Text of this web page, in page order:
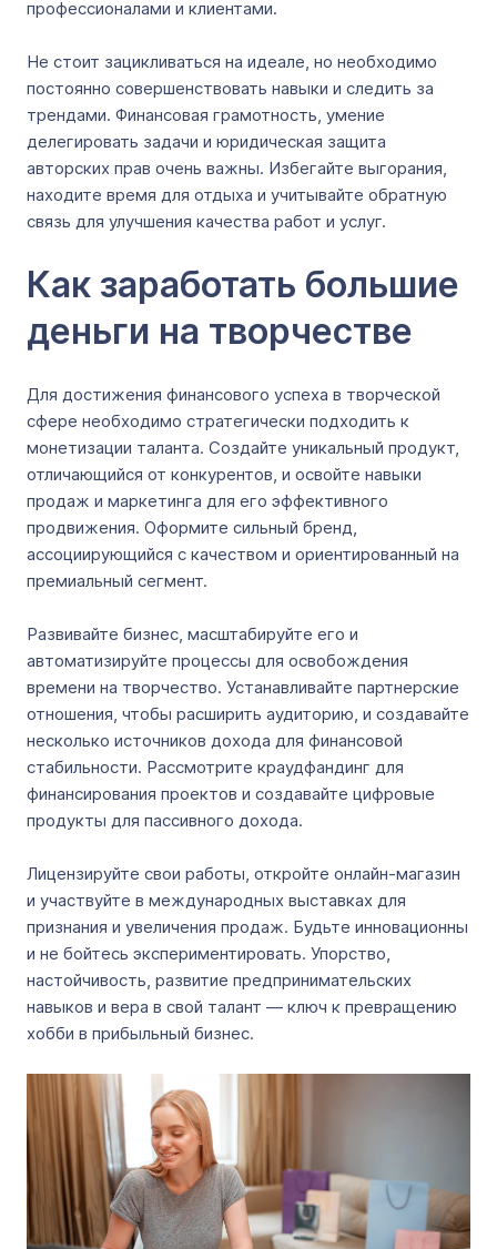
профессионалами и клиентами.
Не стоит зацикливаться на идеале, но необходимо
постоянно совершенствовать навыки и следить за
трендами. Финансовая грамотность, умение
делегировать задачи и юридическая защита
авторских прав очень важны. Избегайте выгорания,
находите время для отдыха и учитывайте обратную
связь для улучшения качества работ и услуг.
Как заработать большие
деньги на творчестве
Для достижения финансового успеха в творческой
сфере необходимо стратегически подходить к
монетизации таланта. Создайте уникальный продукт,
отличающийся от конкурентов, и освойте навыки
продаж и маркетинга для его эффективного
продвижения. Оформите сильный бренд,
ассоциирующийся с качеством и ориентированный на
премиальный сегмент.
Развивайте бизнес, масштабируйте его и
автоматизируйте процессы для освобождения
времени на творчество. Устанавливайте партнерские
отношения, чтобы расширить аудиторию, и создавайте
несколько источников дохода для финансовой
стабильности. Рассмотрите краудфандинг для
финансирования проектов и создавайте цифровые
продукты для пассивного дохода.
Лицензируйте свои работы, откройте онлайн-магазин
и участвуйте в международных выставках для
признания и увеличения продаж. Будьте инновационны
и не бойтесь экспериментировать. Упорство,
настойчивость, развитие предпринимательских
навыков и вера в свой талант — ключ к превращению
хобби в прибыльный бизнес.